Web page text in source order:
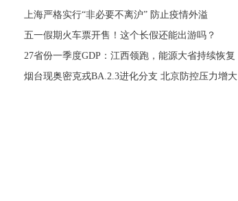
上海严格实行“非必要不离沪” 防止疫情外溢
五一假期火车票开售！这个长假还能出游吗？
27省份一季度GDP：江西领跑，能源大省持续恢复
烟台现奥密克戎BA.2.3进化分支 北京防控压力增大